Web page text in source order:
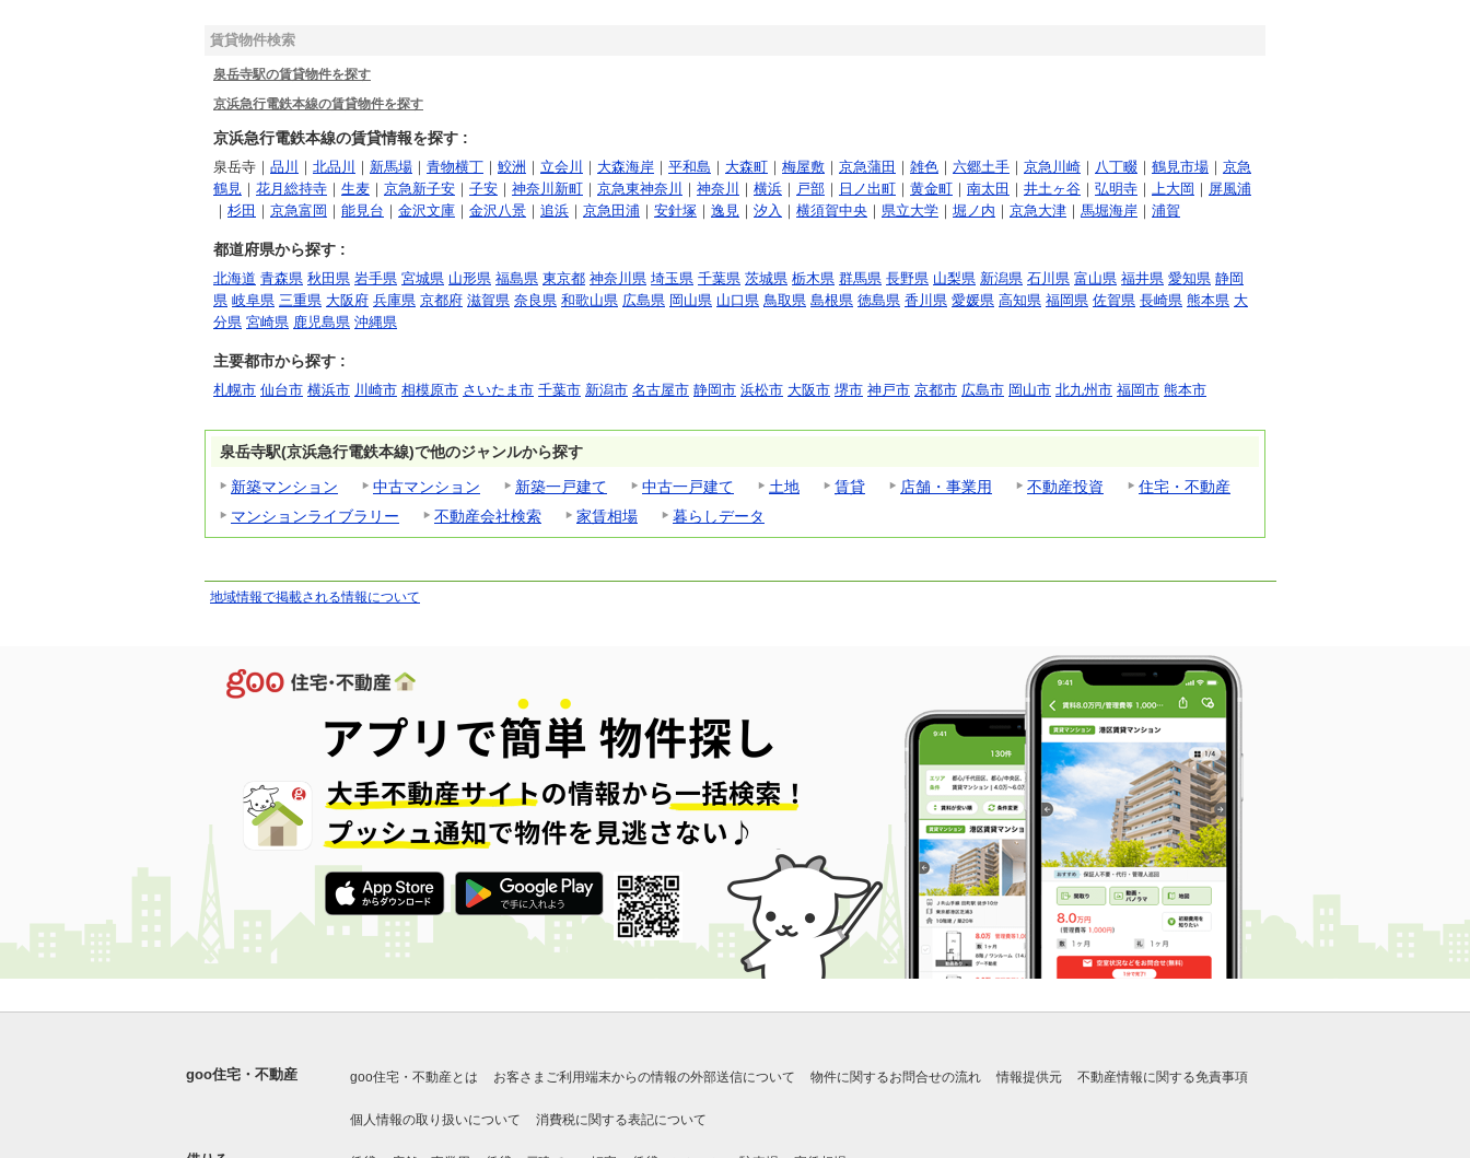
賃貸物件検索
泉岳寺駅の賃貸物件を探す
京浜急行電鉄本線の賃貸物件を探す
京浜急行電鉄本線の賃貸情報を探す :
泉岳寺｜ 品川 ｜ 北品川 ｜ 新馬場 ｜ 青物横丁 ｜ 鮫洲 ｜ 立会川 ｜ 大森海岸 ｜ 平和島 ｜ 大森町 ｜ 梅屋敷 ｜ 京急蒲田 ｜ 雑色 ｜ 六郷土手 ｜ 京急川崎 ｜ 八丁畷 ｜ 鶴見市場 ｜ 京急
鶴見 ｜ 花月総持寺 ｜ 生麦 ｜ 京急新子安 ｜ 子安 ｜ 神奈川新町 ｜ 京急東神奈川 ｜ 神奈川 ｜ 横浜 ｜ 戸部 ｜ 日ノ出町 ｜ 黄金町 ｜ 南太田 ｜ 井土ヶ谷 ｜ 弘明寺 ｜ 上大岡 ｜ 屏風浦
｜ 杉田 ｜ 京急富岡 ｜ 能見台 ｜ 金沢文庫 ｜ 金沢八景 ｜ 追浜 ｜ 京急田浦 ｜ 安針塚 ｜ 逸見 ｜ 汐入 ｜ 横須賀中央 ｜ 県立大学 ｜ 堀ノ内 ｜ 京急大津 ｜ 馬堀海岸 ｜ 浦賀
都道府県から探す :
北海道 青森県 秋田県 岩手県 宮城県 山形県 福島県 東京都 神奈川県 埼玉県 千葉県 茨城県 栃木県 群馬県 長野県 山梨県 新潟県 石川県 富山県 福井県 愛知県 静岡
県 岐阜県 三重県 大阪府 兵庫県 京都府 滋賀県 奈良県 和歌山県 広島県 岡山県 山口県 鳥取県 島根県 徳島県 香川県 愛媛県 高知県 福岡県 佐賀県 長崎県 熊本県 大
分県 宮崎県 鹿児島県 沖縄県
主要都市から探す :
札幌市 仙台市 横浜市 川崎市 相模原市 さいたま市 千葉市 新潟市 名古屋市 静岡市 浜松市 大阪市 堺市 神戸市 京都市 広島市 岡山市 北九州市 福岡市 熊本市
泉岳寺駅(京浜急行電鉄本線)で他のジャンルから探す
新築マンション
中古マンション 新築一戸建て 中古一戸建て 土地 賃貸 店舗・事業用 不動産投資
住宅・不動産
マンションライブラリー
不動産会社検索 家賃相場 暮らしデータ
地域情報で掲載される情報について
goo住宅・不動産 goo住宅・不動産とは お客さまご利用端末からの情報の外部送信について 物件に関するお問合せの流れ 情報提供元 不動産情報に関する免責事項
個人情報の取り扱いについて 消費税に関する表記について